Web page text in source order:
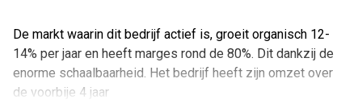
De markt waarin dit bedrijf actief is, groeit organisch 12-
14% per jaar en heeft marges rond de 80%. Dit dankzij de
enorme schaalbaarheid. Het bedrijf heeft zijn omzet over
de voorbije 4 jaar